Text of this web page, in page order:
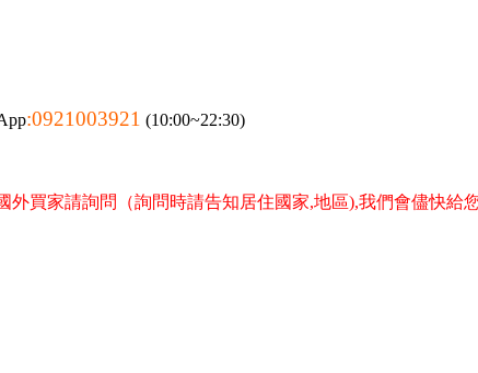
:0921003921 (10:00~22:30)
買家請詢問（詢問時請告知居住國家,地區),我們會儘快給